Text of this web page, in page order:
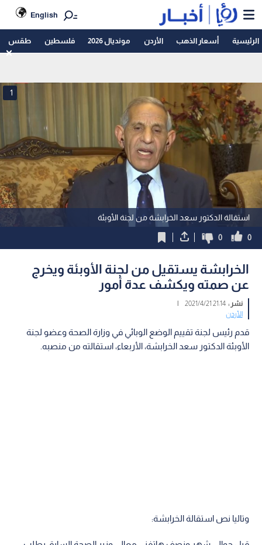
English
الرئيسية أسعار الذهب الأردن مونديال 2026 فلسطين طقس
استقالة الدكتور سعد الخرابشة من لجنة الأوبئة
1
0
0
الخرابشة يستقيل من لجنة الأوبئة ويخرج
عن صمته ويكشف عدة أمور
نشر :21:14 2021/4/21
|
الأردن
قدم رئيس لجنة تقييم الوضع الوبائي في وزارة الصحة وعضو لجنة
الأوبئة الدكتور سعد الخرابشة، الأربعاء، استقالته من منصبه.
وتاليا نص استقالة الخرابشة: